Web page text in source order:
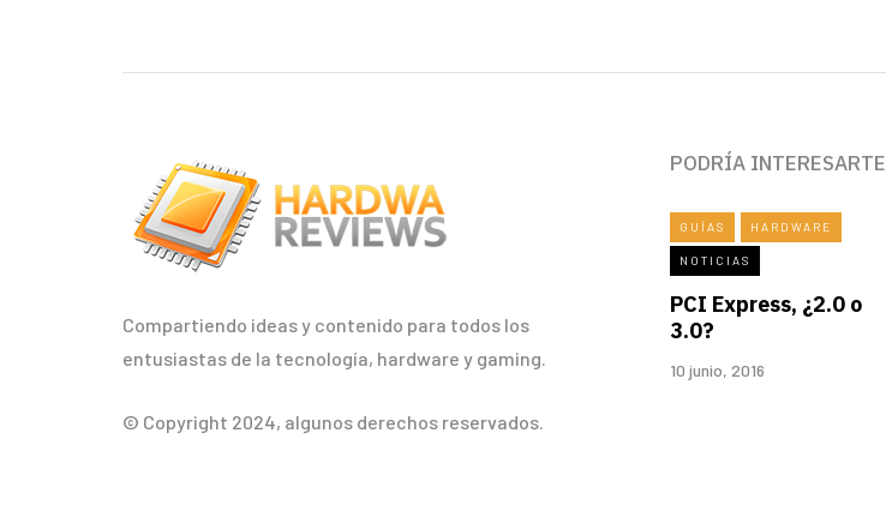
Compartiendo ideas y contenido para todos los
entusiastas de la tecnología, hardware y gaming.
© Copyright 2024, algunos derechos reservados.
PODRÍA INTERESARTE
GUÍAS HARDWARE
NOTICIAS
PCI Express, ¿2.0 o
3.0?
10 junio, 2016